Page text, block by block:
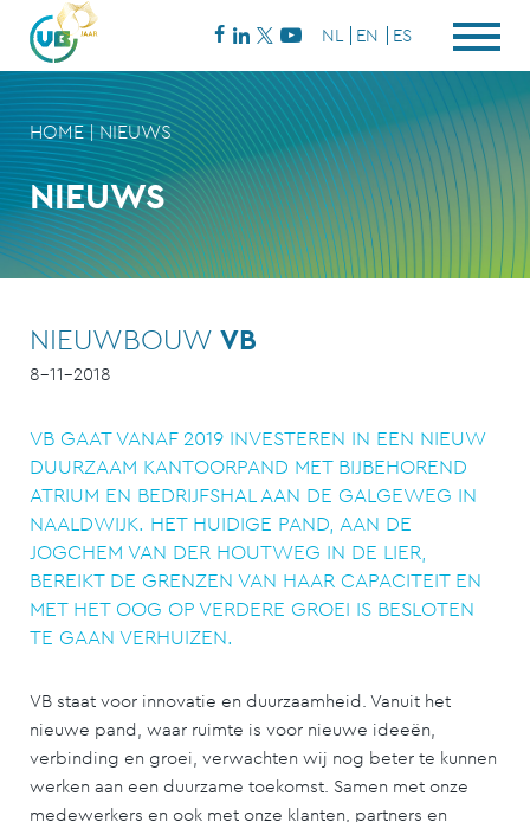
NL EN ES
NIEUWS
HOME|NIEUWS
NIEUWBOUW VB
8-11-2018
VB GAAT VANAF 2019 INVESTEREN IN EEN NIEUW
DUURZAAM KANTOORPAND MET BIJBEHOREND
ATRIUM EN BEDRIJFSHAL AAN DE GALGEWEG IN
NAALDWIJK. HET HUIDIGE PAND, AAN DE
JOGCHEM VAN DER HOUTWEG IN DE LIER,
BEREIKT DE GRENZEN VAN HAAR CAPACITEIT EN
MET HET OOG OP VERDERE GROEI IS BESLOTEN
TE GAAN VERHUIZEN.
VB staat voor innovatie en duurzaamheid. Vanuit het
nieuwe pand, waar ruimte is voor nieuwe ideeën,
verbinding en groei, verwachten wij nog beter te kunnen
werken aan een duurzame toekomst. Samen met onze
medewerkers en ook met onze klanten, partners en